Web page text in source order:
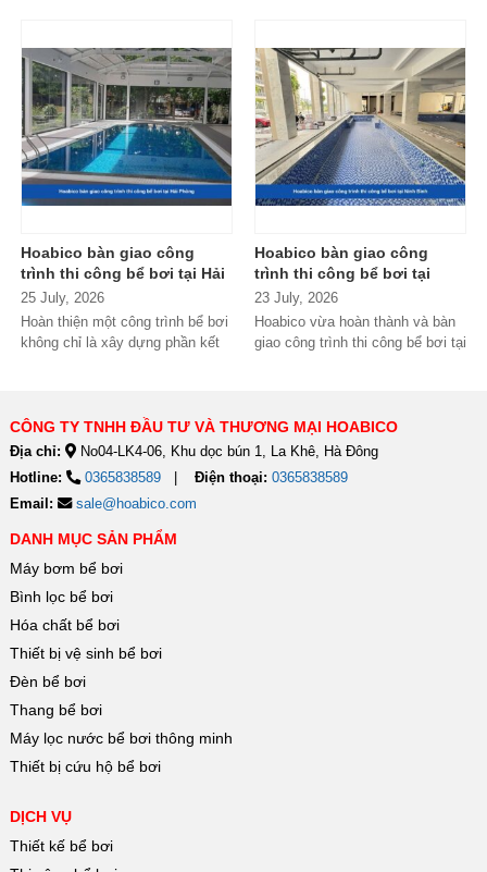
Hoabico bàn giao công
trình thi công bể bơi tại Hải
Phòng
25 July, 2026
Hoàn thiện một công trình bể bơi
không chỉ là xây dựng phần kết
Hoabico bàn giao công
trình thi công bể bơi tại
Ninh Bình
23 July, 2026
Hoabico vừa hoàn thành và bàn
giao công trình thi công bể bơi tại
CÔNG TY TNHH ĐẦU TƯ VÀ THƯƠNG MẠI HOABICO
Địa chỉ:
No04-LK4-06, Khu dọc bún 1, La Khê, Hà Đông
Hotline:
0365838589 Điện thoại: 0365838589
Email:
sale@hoabico.com
DANH MỤC SẢN PHẨM
Máy bơm bể bơi
Bình lọc bể bơi
Hóa chất bể bơi
Thiết bị vệ sinh bể bơi
Đèn bể bơi
Thang bể bơi
Máy lọc nước bể bơi thông minh
Thiết bị cứu hộ bể bơi
DỊCH VỤ
Thiết kế bể bơi